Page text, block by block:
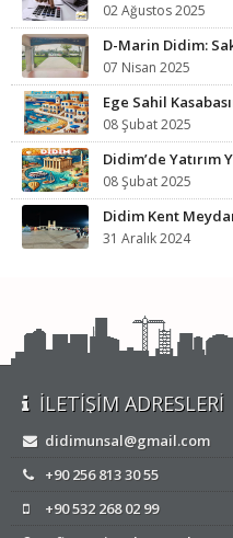
02 Ağustos 2025
D-Marin Didim:
07 Nisan 2025
08 Şubat 2025
Didim’de Yatırım
08 Şubat 2025
Didim Kent
31 Aralık 2024
İLETIŞIM ADRESLERI
didimunsal@gmail.com
+90 256 813 30 55
+90 532 268 02 99